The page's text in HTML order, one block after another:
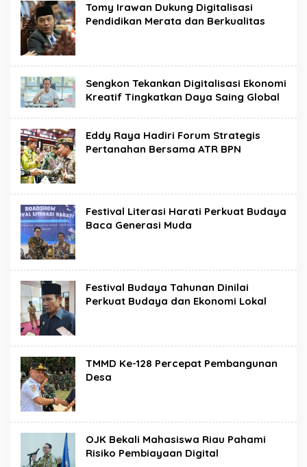
Tomy Irawan Dukung Digitalisasi
Pendidikan Merata dan Berkualitas
Sengkon Tekankan Digitalisasi Ekonomi
Kreatif Tingkatkan Daya Saing Global
Eddy Raya Hadiri Forum Strategis
Pertanahan Bersama ATR BPN
Festival Literasi Harati Perkuat Budaya
Baca Generasi Muda
Festival Budaya Tahunan Dinilai
Perkuat Budaya dan Ekonomi Lokal
TMMD Ke-128 Percepat Pembangunan
Desa
OJK Bekali Mahasiswa Riau Pahami
Risiko Pembiayaan Digital